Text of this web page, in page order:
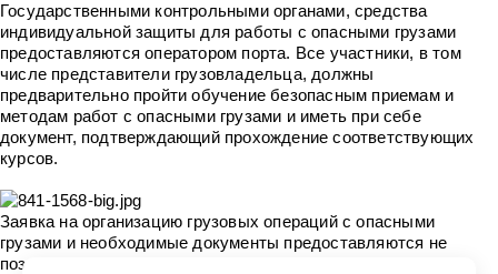
Государственными контрольными органами, средства
индивидуальной защиты для работы с опасными грузами
предоставляются оператором порта. Все участники, в том
числе представители грузовладельца, должны
предварительно пройти обучение безопасным приемам и
методам работ с опасными грузами и иметь при себе
документ, подтверждающий прохождение соответствующих
курсов.
Заявка на организацию грузовых операций с опасными
грузами и необходимые документы предоставляются не
позднее, чем за двое суток до планируемого срока начала